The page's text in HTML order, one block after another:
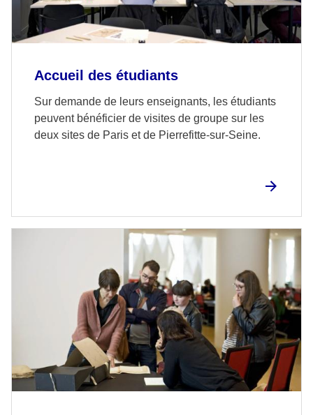
Accueil des étudiants
Sur demande de leurs enseignants, les étudiants
peuvent bénéficier de visites de groupe sur les
deux sites de Paris et de Pierrefitte-sur-Seine.